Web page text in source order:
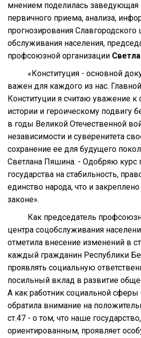
мнением поделилась заведующая
первичного приема, анализа,
прогнозирования Славгородского
обслуживания населения,
профсоюзной организации
«Конституция - основной
важен для каждого из нас.
Конституции я считаю уважение к
истории и героическому подвигу
в годы Великой Отечественной
независимости и суверенитета
сохранение ее для будущего
Светлана Пяшина. - Одобряю курс
государства на стабильность,
единство народа, что и
законе».
Как председатель
центра соцобслуживания
отметила внесение изменений в
каждый гражданин Республики
проявлять социальную
посильный вклад в развитие
А как работник социальной
обратила внимание на
ст.47 - о том, что наше
ориентированным, проявляет